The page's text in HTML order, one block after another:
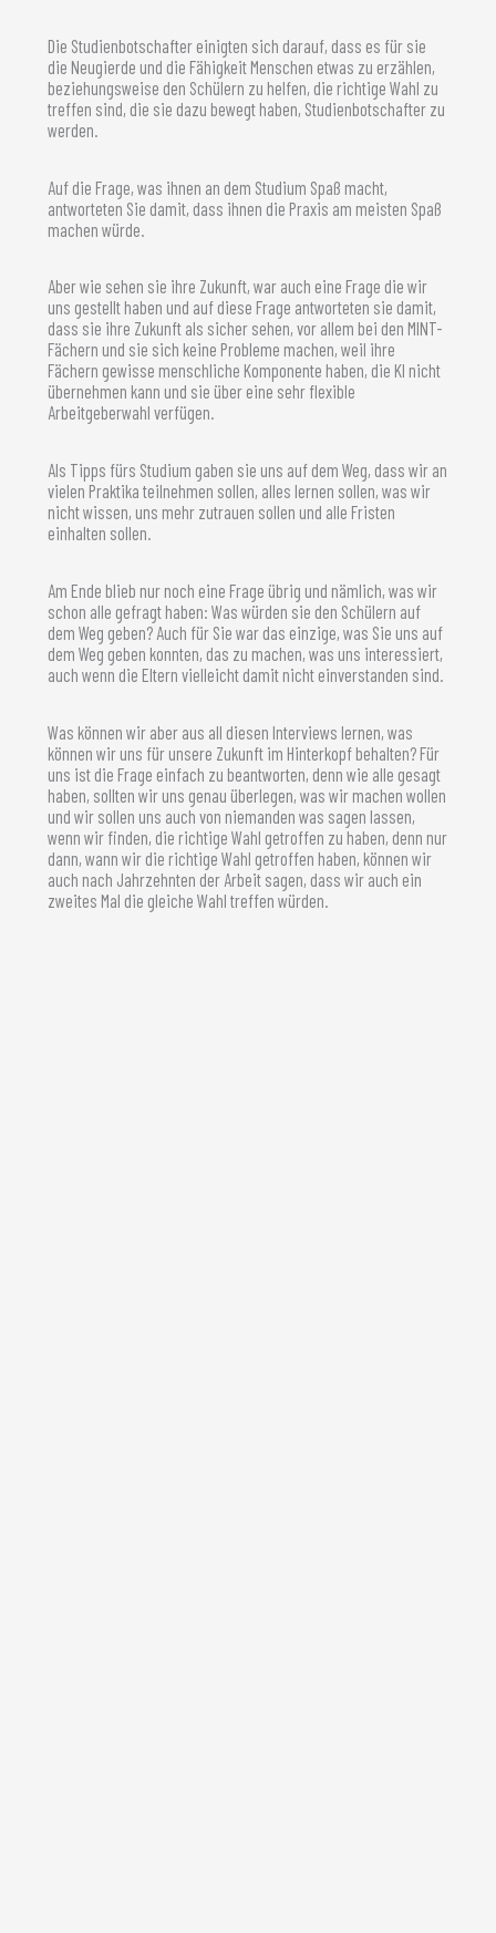
Die Studienbotschafter einigten sich darauf, dass es für sie
die Neugierde und die Fähigkeit Menschen etwas zu erzählen,
beziehungsweise den Schülern zu helfen, die richtige Wahl zu
treffen sind, die sie dazu bewegt haben, Studienbotschafter zu
werden.
Auf die Frage, was ihnen an dem Studium Spaß macht,
antworteten Sie damit, dass ihnen die Praxis am meisten Spaß
machen würde.
Aber wie sehen sie ihre Zukunft, war auch eine Frage die wir
uns gestellt haben und auf diese Frage antworteten sie damit,
dass sie ihre Zukunft als sicher sehen, vor allem bei den MINT-
Fächern und sie sich keine Probleme machen, weil ihre
Fächern gewisse menschliche Komponente haben, die KI nicht
übernehmen kann und sie über eine sehr flexible
Arbeitgeberwahl verfügen.
Als Tipps fürs Studium gaben sie uns auf dem Weg, dass wir an
vielen Praktika teilnehmen sollen, alles lernen sollen, was wir
nicht wissen, uns mehr zutrauen sollen und alle Fristen
einhalten sollen.
Am Ende blieb nur noch eine Frage übrig und nämlich, was wir
schon alle gefragt haben: Was würden sie den Schülern auf
dem Weg geben? Auch für Sie war das einzige, was Sie uns auf
dem Weg geben konnten, das zu machen, was uns interessiert,
auch wenn die Eltern vielleicht damit nicht einverstanden sind.
Was können wir aber aus all diesen Interviews lernen, was
können wir uns für unsere Zukunft im Hinterkopf behalten? Für
uns ist die Frage einfach zu beantworten, denn wie alle gesagt
haben, sollten wir uns genau überlegen, was wir machen wollen
und wir sollen uns auch von niemanden was sagen lassen,
wenn wir finden, die richtige Wahl getroffen zu haben, denn nur
dann, wann wir die richtige Wahl getroffen haben, können wir
auch nach Jahrzehnten der Arbeit sagen, dass wir auch ein
zweites Mal die gleiche Wahl treffen würden.